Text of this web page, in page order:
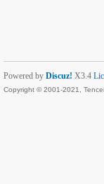
Powered by Discuz! X3.4
Copyright © 2001-2021,